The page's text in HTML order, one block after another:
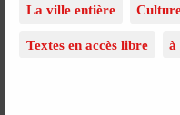
La ville entière
Textes en accès libre à